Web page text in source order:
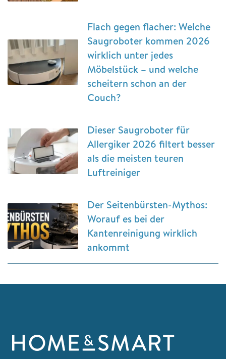
Flach gegen flacher: Welche
Saugroboter kommen 2026
wirklich unter jedes
Möbelstück – und welche
scheitern schon an der
Couch?
Dieser Saugroboter für
Allergiker 2026 filtert besser
als die meisten teuren
Luftreiniger
Der Seitenbürsten-Mythos:
Worauf es bei der
Kantenreinigung wirklich
ankommt